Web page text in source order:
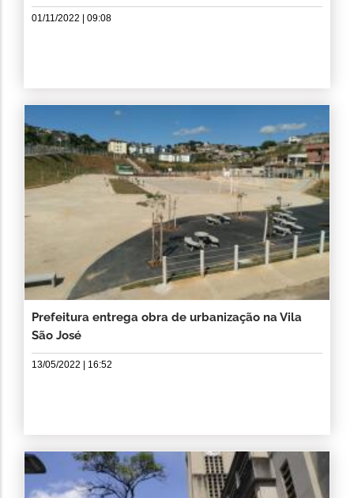
01/11/2022 | 09:08
Prefeitura entrega obra de urbanização na Vila
São José
13/05/2022 | 16:52